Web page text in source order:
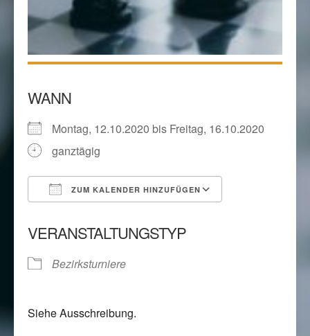
WANN
Montag, 12.10.2020 bis Freitag, 16.10.2020
ganztägig
ZUM KALENDER HINZUFÜGEN
VERANSTALTUNGSTYP
Bezirksturniere
Siehe Ausschreibung.